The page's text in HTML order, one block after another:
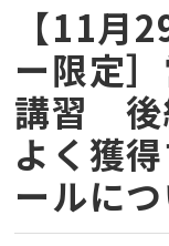
料金・プラン
導入事例
メディア
コラム
【11月
ー限定
講習 後
よく獲
ールに